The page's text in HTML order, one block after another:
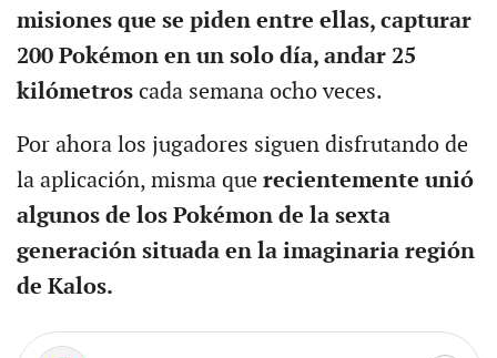
misiones que se piden entre ellas, capturar
200 Pokémon en un solo día, andar 25
kilómetroscada semana ocho veces.
Por ahora los jugadores siguen disfrutando de
la aplicación, misma que recientemente unió
algunos de los Pokémon de la sexta
generación situada en la imaginaria región
de Kalos.